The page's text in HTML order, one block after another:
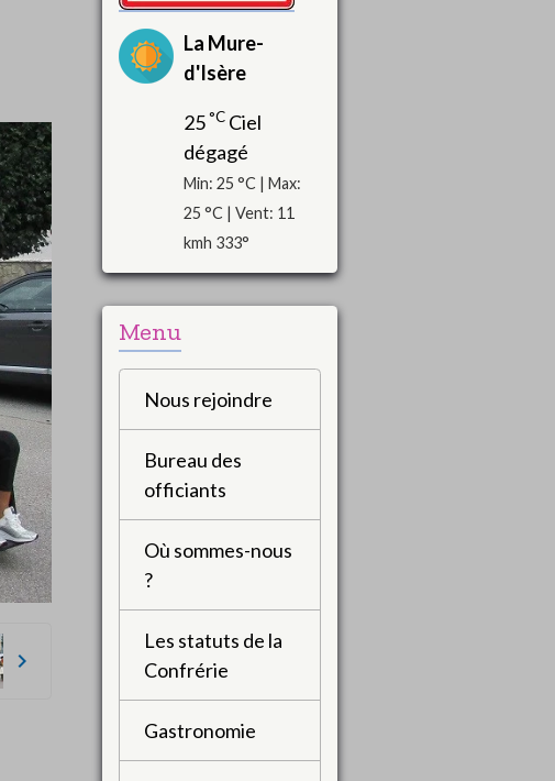
La Mure-
d'Isère
25 °CCiel
dégagé
Min: 25 °C | Max:
25 °C | Vent: 11
kmh 333°
Menu
Nous rejoindre
Bureau des
officiants
Où sommes-nous
?
Les statuts de la
Confrérie
Gastronomie